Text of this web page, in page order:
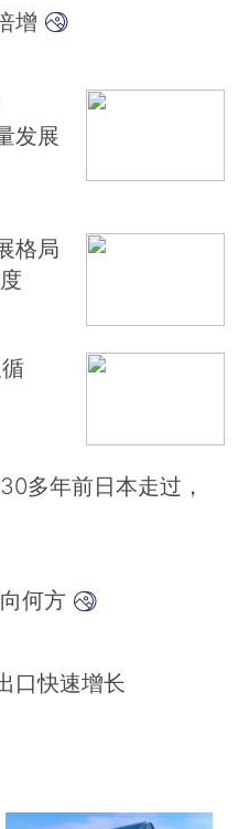
增
发展
格局
多年前日本走过，
何方
口快速增长